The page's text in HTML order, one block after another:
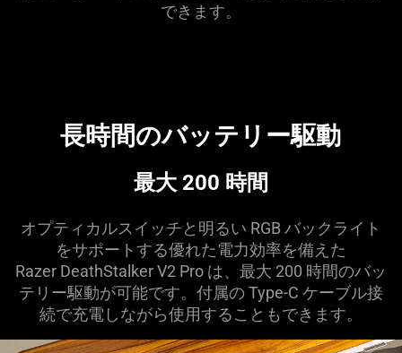
できます。
長時間のバッテリー駆動
最大 200 時間
オプティカルスイッチと明るい RGB バックライト
をサポートする優れた電力効率を備えた
Razer DeathStalker V2 Pro は、最大 200 時間のバッ
テリー駆動が可能です。付属の Type-C ケーブル接
続で充電しながら使用することもでき ます。